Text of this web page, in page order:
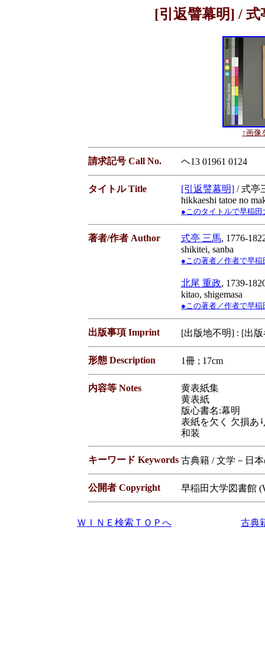
[引返譬幕明] /
↑画像
請求記号 Call No. ヘ13 01961 0124
タイトル Title [引返譬幕明] / 式亭
hikkaeshi tatoe no
●このタイトルで早稲田
著者/作者 Author 式亭 三馬, 1776-
shikitei, sanba
●この著者／作者で早稲
北尾 重政, 1739-
kitao, shigemasa
●この著者／作者で早稲
出版事項 Imprint [出版地不明] : [出
形態 Description 1冊 ; 17cm
内容等 Notes
黄表紙集
黄表紙
版心書名:幕明
表紙を欠く 欠損あ
和装
キーワード Keywords 古典籍 / 文学－日
公開者 Copyright 早稲田大学図書館
ＷＩＮＥ検索ＴＯＰへ 古典